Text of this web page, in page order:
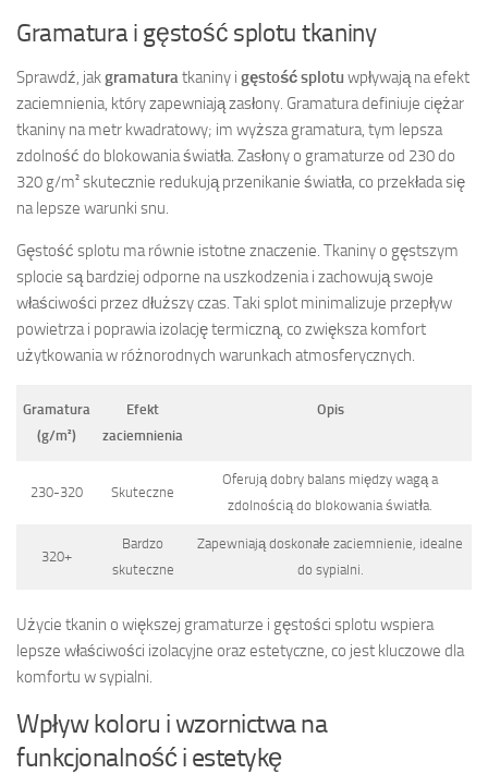
Gramatura i gęstość splotu tkaniny
Sprawdź, jakgramaturatkaniny i gęstość splotuwpływają na efekt
zaciemnienia, który zapewniają zasłony. Gramatura definiuje ciężar
tkaniny na metr kwadratowy; im wyższa gramatura, tym lepsza
zdolność do blokowania światła. Zasłony o gramaturze od 230 do
320 g/m² skutecznie redukują przenikanie światła, co przekłada się
na lepsze warunki snu.
Gęstość splotu ma równie istotne znaczenie. Tkaniny o gęstszym
splocie są bardziej odporne na uszkodzenia i zachowują swoje
właściwości przez dłuższy czas. Taki splot minimalizuje przepływ
powietrza i poprawia izolację termiczną, co zwiększa komfort
użytkowania w różnorodnych warunkach atmosferycznych.
Gramatura
(g/m²)
Efekt
zaciemnienia
Opis
230-320 Skuteczne
Oferują dobry balans między wagą a
zdolnością do blokowania światła.
320+
Bardzo
skuteczne
Zapewniają doskonałe zaciemnienie, idealne
do sypialni.
Użycie tkanin o większej gramaturze i gęstości splotu wspiera
lepsze właściwości izolacyjne oraz estetyczne, co jest kluczowe dla
komfortu w sypialni.
Wpływ koloru i wzornictwa na
funkcjonalność i estetykę